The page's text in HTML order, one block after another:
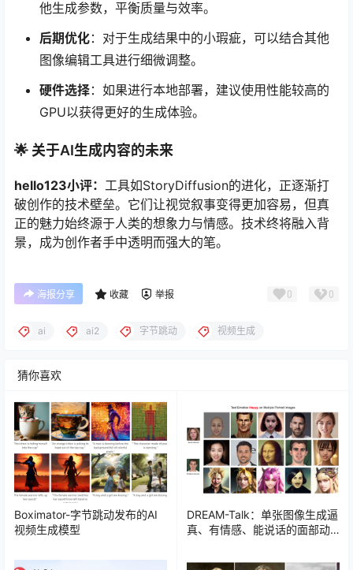
他生成参数，平衡质量与效率。
后期优化：对于生成结果中的小瑕疵，可以结合其他
图像编辑工具进行细微调整。
硬件选择：如果进行本地部署，建议使用性能较高的
GPU以获得更好的生成体验。
🌟 关于AI生成内容的未来
hello123小评： 工具如StoryDiffusion的进化，正逐渐打
破创作的技术壁垒。它们让视觉叙事变得更加容易，但真
正的魅力始终源于人类的想象力与情感。技术终将融入背
景，成为创作者手中透明而强大的笔。
海报分享 收藏 举报 0 0
ai ai2 字节跳动 视频生成
猜你喜欢
Boximator-字节跳动发布的AI
视频生成模型
DREAM-Talk：单张图像生成逼
真、有情感、能说话的面部动